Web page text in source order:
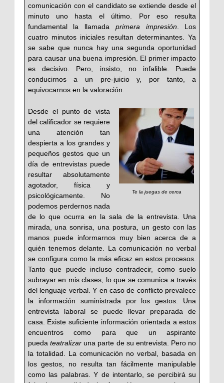
comunicación con el candidato se extiende desde el
minuto uno hasta el último. Por eso resulta
fundamental la llamada primera impresión. Los
cuatro minutos iniciales resultan determinantes. Ya
se sabe que nunca hay una segunda oportunidad
para causar una buena impresión. El primer impacto
es decisivo. Pero, insisto, no infalible. Puede
conducirnos a un pre-juicio y, por tanto, a
equivocarnos en la valoración.
Te la juegas de cerca
Desde el punto de vista
del calificador se requiere
una atención tan
despierta a los grandes y
pequeños gestos que un
día de entrevistas puede
resultar absolutamente
agotador, física y
psicológicamente. No
podemos perdernos nada
de lo que ocurra en la sala de la entrevista. Una
mirada, una sonrisa, una postura, un gesto con las
manos puede informarnos muy bien acerca de a
quién tenemos delante. La comunicación no verbal
se configura como la más eficaz en estos procesos.
Tanto que puede incluso contradecir, como suelo
subrayar en mis clases, lo que se comunica a través
del lenguaje verbal. Y en caso de conflicto prevalece
la información suministrada por los gestos. Una
entrevista laboral se puede llevar preparada de
casa. Existe suficiente información orientada a estos
encuentros como para que un aspirante
pueda teatralizaruna parte de su entrevista. Pero no
la totalidad. La comunicación no verbal, basada en
los gestos, no resulta tan fácilmente manipulable
como las palabras. Y de intentarlo, se percibirá su